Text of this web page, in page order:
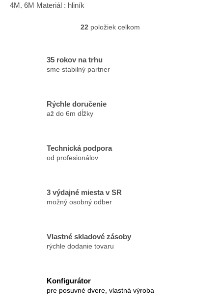
4M, 6M Materiál : hliník
O
d
y
i
s
u
22 položiek celkom
35 rokov na trhu
sme stabilný partner
Rýchle doručenie
až do 6m dĺžky
Technická podpora
od profesionálov
3 výdajné miesta v SR
možný osobný odber
Vlastné skladové zásoby
rýchle dodanie tovaru
Konfigurátor
pre posuvné dvere, vlastná výroba